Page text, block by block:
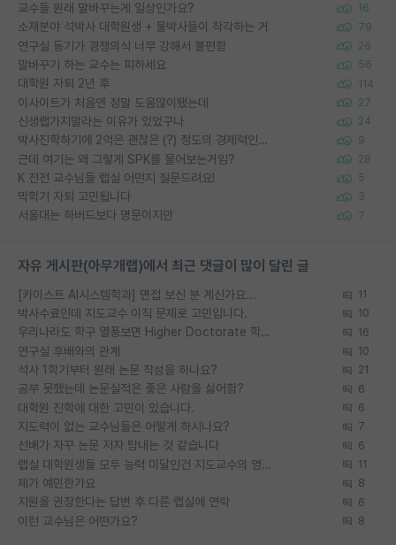
교수들 원래 말바꾸는게 일상인가요? 16
소재분야 석박사 대학원생 + 물박사들이 착각하는 거 79
연구실 동기가 경쟁의식 너무 강해서 불편함 26
말바꾸기 하는 교수는 피하세요 56
대학원 자퇴 2년 후 114
이사이트가 처음엔 정말 도움많이됐는데 27
신생랩가지말라는 이유가 있었구나 24
박사진학하기에 2억은 괜찮은 (?) 정도의 경제력인가요 9
근데 여기는 왜 그렇게 SPK를 물어보는거임? 28
K 전전 교수님들 랩실 어떤지 질문드려요! 5
막학기 자퇴 고민됩니다 3
서울대는 하버드보다 명문이지만 7
자유 게시판(아무개랩)에서 최근 댓글이 많이 달린 글
[카이스트 AI시스템학과] 면접 보신 분 계신가요... 11
박사수료인데 지도교수 이직 문제로 고민입니다. 10
우리나라도 학구 열풍보면 Higher Doctorate 학위가 필요하다고 봅니다. 16
연구실 후배와의 관계 10
석사 1학기부터 원래 논문 작성을 하나요? 21
공부 못했는데 논문실적은 좋은 사람을 싫어함? 6
대학원 진학에 대한 고민이 있습니다. 6
지도력이 없는 교수님들은 어떻게 하시나요? 7
선배가 자꾸 논문 저자 탐내는 것 같습니다 6
랩실 대학원생들 모두 능력 미달인건 지도교수의 영향 아닌가? 11
제가 예민한가요 8
지원을 권장한다는 답변 후 다른 랩실에 연락 6
이런 교수님은 어떤가요? 8